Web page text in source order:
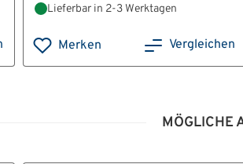
Lieferbar in 2-3 Werktagen
Merken Vergleichen
MÖGLICHE